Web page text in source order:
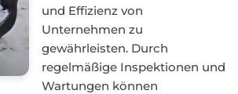
und Effizienz von
Unternehmen zu
gewährleisten. Durch
regelmäßige Inspektionen und
Wartungen können